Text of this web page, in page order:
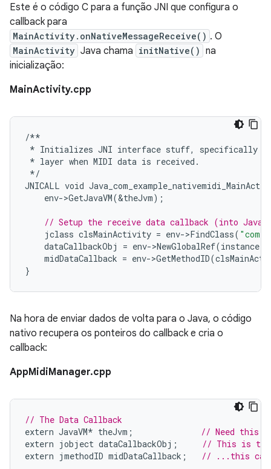
Este é o código C para a função JNI que configura o
callback para
MainActivity.onNativeMessageReceive() . O
MainActivity Java chama initNative() na
inicialização:
MainActivity.cpp
/**
* Initializes JNI interface stuff, specifically
* layer when MIDI data is received .
*/
JNICALL void
env->GetJavaVM(&theJvm);
// Setup the receive data callback (into Java)
jclass clsMainActivity = env->FindClass( "com/
dataCallbackObj
= env->NewGlobalRef(instance
midDataCallback = env->GetMethodID(
}
Na hora de enviar dados de volta para o Java, o código
nativo recupera os ponteiros do callback e cria o
callback:
AppMidiManager.cpp
// The Data Callback
extern JavaVM* theJvm ;
// Need this
extern jobject dataCallbackObj ;
// This is the
extern jmethodID midDataCallback ; // ...this